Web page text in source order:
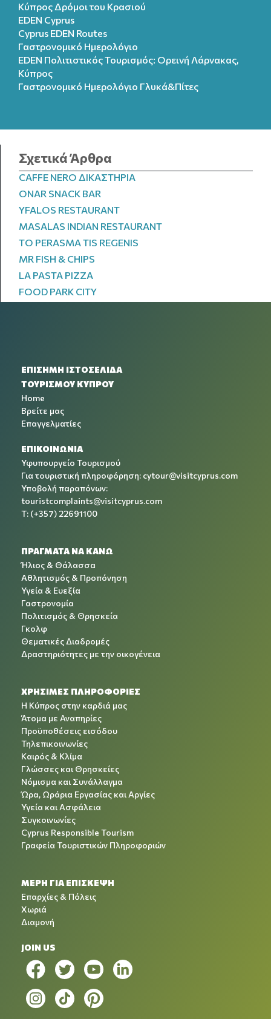
Κύπρος Δρόμοι του Κρασιού
EDEN Cyprus
Cyprus EDEN Routes
Γαστρονομικό Ημερολόγιο
EDEN Πολιτιστικός Τουρισμός: Ορεινή Λάρνακας,
Κύπρος
Γαστρονομικό Ημερολόγιo Γλυκά&Πίτες
Σχετικά Άρθρα
CAFFE NERO ΔΙΚΑΣΤΗΡΙΑ
ONAR SNACK BAR
YFALOS RESTAURANT
MASALAS INDIAN RESTAURANT
TO PERASMA TIS REGENIS
MR FISH & CHIPS
LA PASTA PIZZA
FOOD PARK CITY
ΕΠΙΣΗΜΗ ΙΣΤΟΣΕΛΙΔΑ
ΤΟΥΡΙΣΜΟΥ ΚΥΠΡΟΥ
Home
Βρείτε μας
Επαγγελματίες
ΕΠΙΚΟΙΝΩΝΙΑ
Υφυπουργείο Τουρισμού
Για τουριστική πληροφόρηση: cytour@visitcyprus.com
Υποβολή παραπόνων:
touristcomplaints@visitcyprus.com
T: (+357) 22691100
ΠΡΑΓΜΑΤΑ ΝΑ ΚΑΝΩ
Ήλιος & Θάλασσα
Αθλητισμός & Προπόνηση
Υγεία & Ευεξία
Γαστρονομία
Πολιτισμός & Θρησκεία
Γκολφ
Θεματικές Διαδρομές
Δραστηριότητες με την οικογένεια
ΧΡΉΣΙΜΕΣ ΠΛΗΡΟΦΟΡΊΕΣ
Η Κύπρος στην καρδιά μας
Άτομα με Αναπηρίες
Προϋποθέσεις εισόδου
Τηλεπικοινωνίες
Καιρός & Κλίμα
Γλώσσες και Θρησκείες
Νόμισμα και Συνάλλαγμα
Ώρα, Ωράρια Εργασίας και Αργίες
Υγεία και Ασφάλεια
Συγκοινωνίες
Cyprus Responsible Tourism
Γραφεία Τουριστικών Πληροφοριών
ΜΕΡΗ ΓΙΑ ΕΠΙΣΚΕΨΗ
Επαρχίες & Πόλεις
Χωριά
Διαμονή
JOIN US